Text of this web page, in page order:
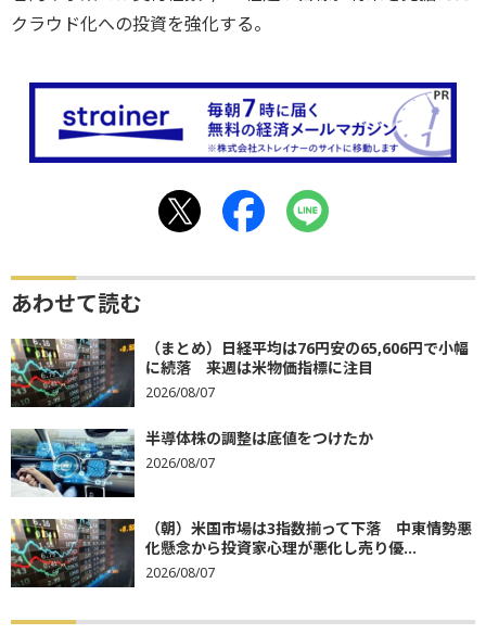
クラウド化への投資を強化する。
あわせて読む
（まとめ）日経平均は76円安の65,606円で小幅
に続落 来週は米物価指標に注目
2026/08/07
半導体株の調整は底値をつけたか
2026/08/07
（朝）米国市場は3指数揃って下落 中東情勢悪
化懸念から投資家心理が悪化し売り優...
2026/08/07